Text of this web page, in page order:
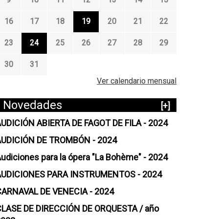
16 17 18 19 20 21 22
23 24 25 26 27 28 29
30
31
Ver calendario mensual
Novedades
[+]
ABIERTA DE FAGOT DE FILA - 2024
DE TROMBÓN - 2024
para la ópera "La Bohème" - 2024
PARA INSTRUMENTOS - 2024
DE VENECIA - 2024
DE DIRECCIÓN DE ORQUESTA / año